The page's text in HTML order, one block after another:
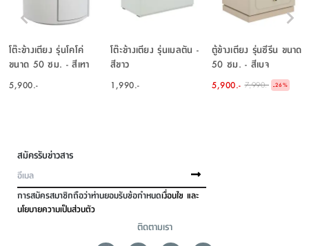
โต๊ะข้างเตียง รุ่นโคโค่
ขนาด 50 ซม. - สีเทา
5,900.-
โต๊ะข้างเตียง รุ่นเมลตัน -
สีขาว
1,990.-
ตู้ข้างเตียง รุ่นซีรีน ขนาด
50 ซม. - สีเบจ
5,900.- 7,990.- -26%
สมัครรับข่าวสาร
การสมัครสมาชิกถือว่าท่านยอมรับข้อกำหนดเงื่อนไข และ
นโยบายความเป็นส่วนตัว
ติดตามเรา